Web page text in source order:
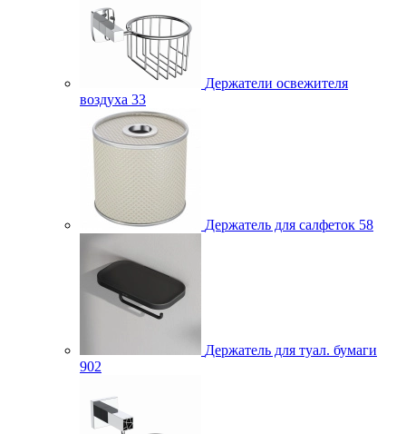
Держатели освежителя
воздуха 33
Держатель для салфеток 58
Держатель для туал. бумаги
902